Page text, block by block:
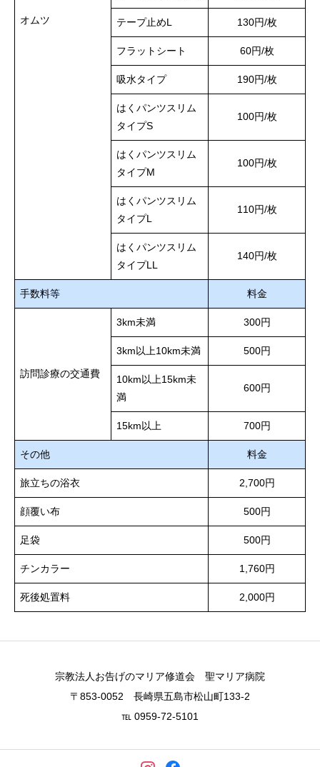
オムツ テープ止めL 130円/枚
フラットシート 60円/枚
吸水タイプ 190円/枚
はくパンツスリム
タイプS
100円/枚
はくパンツスリム
タイプM
100円/枚
はくパンツスリム
タイプL
110円/枚
はくパンツスリム
タイプLL
140円/枚
手数料等 料金
訪問診療の交通費
3km未満 300円
3km以上10km未満 500円
10km以上15km未
満
600円
15km以上 700円
その他 料金
旅立ちの浴衣 2,700円
顔覆い布 500円
足袋 500円
チンカラー 1,760円
死後処置料 2,000円
宗教法人お告げのマリア修道会 聖マリア病院
〒853-0052 長崎県五島市松山町133-2
℡ 0959-72-5101